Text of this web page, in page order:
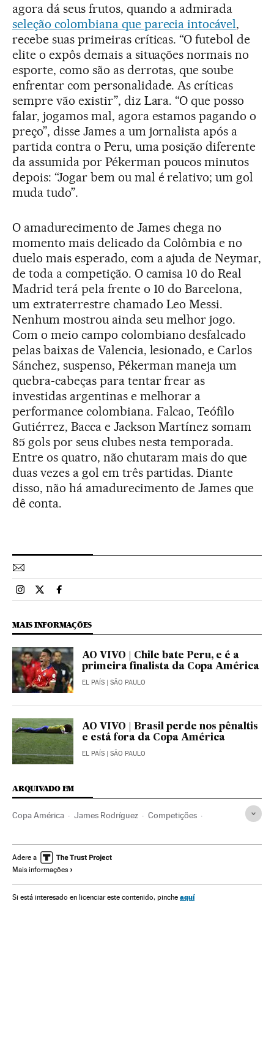
agora dá seus frutos, quando a admirada
seleção colombiana que parecia intocável,
recebe suas primeiras críticas. “O futebol de
elite o expôs demais a situações normais no
esporte, como são as derrotas, que soube
enfrentar com personalidade. As críticas
sempre vão existir”, diz Lara. “O que posso
falar, jogamos mal, agora estamos pagando o
preço”, disse James a um jornalista após a
partida contra o Peru, uma posição diferente
da assumida por Pékerman poucos minutos
depois: “Jogar bem ou mal é relativo; um gol
muda tudo”.
O amadurecimento de James chega no
momento mais delicado da Colômbia e no
duelo mais esperado, com a ajuda de Neymar,
de toda a competição. O camisa 10 do Real
Madrid terá pela frente o 10 do Barcelona,
um extraterrestre chamado Leo Messi.
Nenhum mostrou ainda seu melhor jogo.
Com o meio campo colombiano desfalcado
pelas baixas de Valencia, lesionado, e Carlos
Sánchez, suspenso, Pékerman maneja um
quebra-cabeças para tentar frear as
investidas argentinas e melhorar a
performance colombiana. Falcao, Teófilo
Gutiérrez, Bacca e Jackson Martínez somam
85 gols por seus clubes nesta temporada.
Entre os quatro, não chutaram mais do que
duas vezes a gol em três partidas. Diante
disso, não há amadurecimento de James que
dê conta.
Esportes El País Brasil en Instagram
Esportes El País Brasil en Twitter
Esportes El País Brasil en Facebook
MAIS INFORMAÇÕES
AO VIVO | Chile bate Peru, e é a
primeira finalista da Copa América
EL PAÍS | SÃO PAULO
AO VIVO | Brasil perde nos pênaltis
e está fora da Copa América
EL PAÍS | SÃO PAULO
ARQUIVADO EM
Copa América James Rodríguez Competições
Copa América 2015 Selección colombiana
Seleções esportivas
Adere a
Mais informações
Si está interesado en licenciar este contenido, pinche aquí